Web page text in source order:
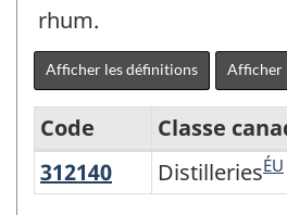
rhum.
Afficher les définitions Afficher
Système
Code
Classe
312140 Distilleries
DistilleriesÉU